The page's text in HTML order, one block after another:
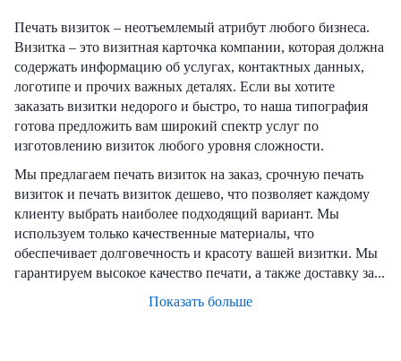
Печать визиток – неотъемлемый атрибут любого бизнеса.
Визитка – это визитная карточка компании, которая должна
содержать информацию об услугах, контактных данных,
логотипе и прочих важных деталях. Если вы хотите
заказать визитки недорого и быстро, то наша типография
готова предложить вам широкий спектр услуг по
изготовлению визиток любого уровня сложности.
Мы предлагаем печать визиток на заказ, срочную печать
визиток и печать визиток дешево, что позволяет каждому
клиенту выбрать наиболее подходящий вариант. Мы
используем только качественные материалы, что
обеспечивает долговечность и красоту вашей визитки. Мы
гарантируем высокое качество печати, а также доставку за...
Показать больше